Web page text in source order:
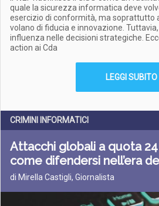
quale la sicurezza informatica deve
esercizio di conformità, ma soprattutto
volano di fiducia e innovazione.
influenza nelle decisioni strategiche.
action ai Cda
LEGGI SUBITO
CRIMINI INFORMATICI
Attacchi globali a quota
come difendersi nell’era
di Mirella Castigli, Giornalista